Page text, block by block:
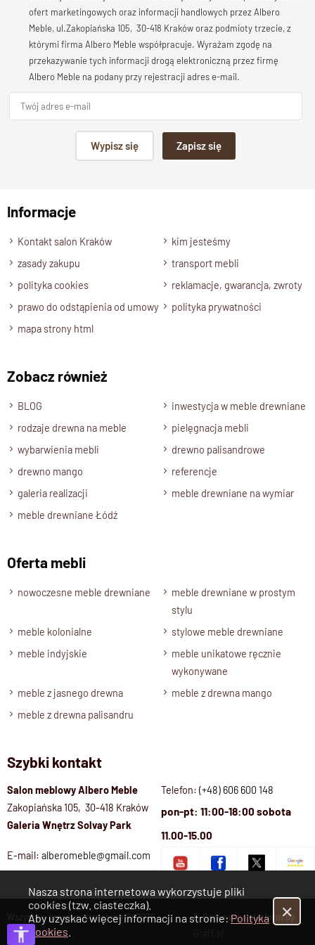
biblioteka, biuro czy gabinet
. Dzięki prostym bokom
możliwe jest łączenie poszczególnych modułów kolekcji GOA
w efektowne zabudowy — nawet na całą ścianę.
Mebel wykonany jest w całości z litego drewna palisandru
indyjskiego, a dla miłośników jaśniejszych aranżacji dostępna
jest również wersjaw naturalnym wybarwieniu.
100% lite drewno palisandru indyjskiego
Styl:Kolekcja GOA – nowoczesne meble drewniane
Wymiary:
–Wysokość:195 cm
– Głębokość:45 cm
Półki:
– Wyjmowane półki z litego drewna
Szuflady:
– Ukryte uchwyty (znajdują się pod szufladą)
– Dodatkowe zabezpieczenia dla dzieci
Dostępne wybarwienia:
– Palisander – Ciemny Brąz
– Palisander – Naturalny
Stan produktu:Zmontowany, gotowy do użytku
Bardzo dobry
Twoja opinia o produkcie
Podpis
Wyślij opinię
ofert marketingowych oraz informacji handlowych przez Albero
Meble, ul.Zakopiańska 105, 30-418 Kraków oraz podmioty trzecie, z
którymi firma Albero Meble współpracuje. Wyrażam zgodę na
przekazywanie tych informacji drogą elektroniczną przez firmę
Albero Meble na podany przy rejestracji adres e-mail.
Wypisz się Zapisz się
Informacje
Kontakt salon Kraków
kim jesteśmy
zasady zakupu
transport mebli
polityka cookies
reklamacje, gwarancja, zwroty
prawo do odstąpienia od umowy
polityka prywatności
mapa strony html
Zobacz również
BLOG
inwestycja w meble drewniane
rodzaje drewna na meble
pielęgnacja mebli
wybarwienia mebli
drewno palisandrowe
drewno mango
referencje
galeria realizacji
meble drewniane na wymiar
meble drewniane Łódź
Oferta mebli
nowoczesne meble drewniane
meble drewniane w prostym
stylu
meble kolonialne
stylowe meble drewniane
meble indyjskie
meble unikatowe ręcznie
wykonywane
meble z jasnego drewna
meble z drewna mango
meble z drewna palisandru
Szybki kontakt
Salon meblowy Albero Meble
Zakopiańska 105, 30-418 Kraków
Galeria Wnętrz Solvay Park
Telefon: (+48) 606 600 148
pon-pt: 11:00-18:00 sobota
11.00-15.00
E-mail: alberomeble@gmail.com
Wszystkie prawa zastrzeżone © 2026
Albero Meble
E-Commerce platform by
Nasza strona internetowa wykorzystuje pliki
cookies (tzw. ciasteczka).
Aby uzyskać więcej informacji na stronie:Polityka
Cookies
✕